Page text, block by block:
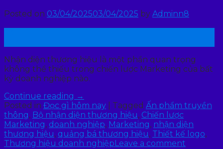
Posted on 03/04/202503/04/2025 by Adminn8
Nhận diện thương hiệu là một phần quan trọng
không thể thiếu trong chiến lược Marketing của bất
kỳ doanh nghiệp nào.
Continue reading →
Posted in Đọc gì hôm nay Tagged Ấn phẩm truyền
thông, Bộ nhận diện thương hiệu, Chiến lược
Marketing, doanh nghiệp, Marketing, nhận diện
thương hiệu, quảng bá thương hiệu, Thiết kế logo,
Thương hiệu doanh nghiệp Leave a comment